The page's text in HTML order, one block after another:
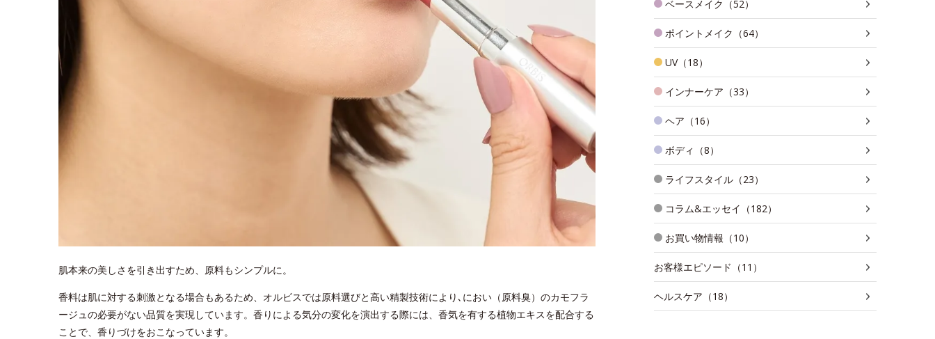
肌本来の美しさを引き出すため、原料もシンプルに。
香料は肌に対する刺激となる場合もあるため、オルビスでは原料選びと高い精製技術により､におい（原料臭）のカモフラ
ージュの必要がない品質を実現しています。香りによる気分の変化を演出する際には、香気を有する植物エキスを配合する
ことで、香りづけをおこなっています。
ベースメイク（52）
ポイントメイク（64）
UV（18）
インナーケア（33）
ヘア（16）
ボディ（8）
ライフスタイル（23）
コラム&エッセイ（182）
お買い物情報（10）
お客様エピソード（11）
ヘルスケア（18）